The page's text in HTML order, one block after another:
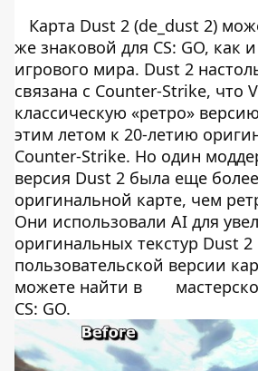
Карта Dust 2 (de_dust 2)
же знаковой для CS: GO, как
игрового мира. Dust 2
связана с Counter-Strike, что
классическую «ретро»
этим летом к 20-летию
Counter-Strike. Но один
версия Dust 2 была еще
оригинальной карте, чем
Они использовали AI для
оригинальных текстур Dust
пользовательской версии
можете найти в
CS: GO.